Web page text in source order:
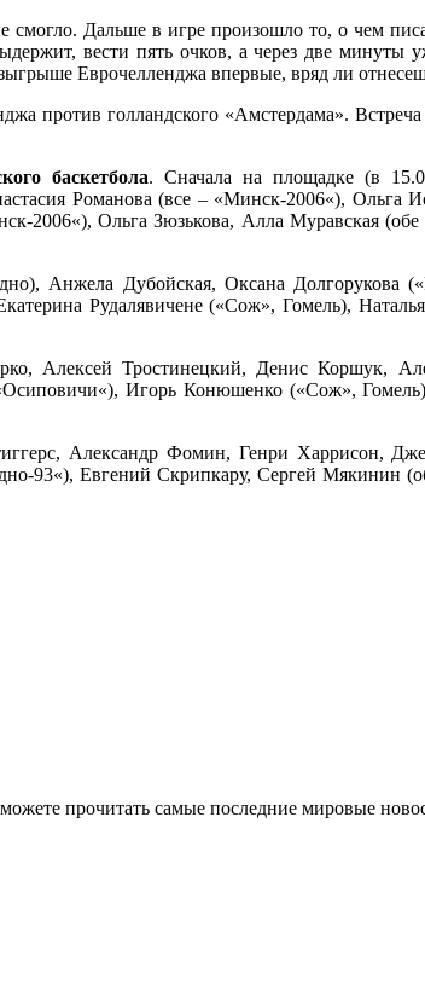
Дальше в игре произошло то, о чем
вести пять очков, а через две минуты
Еврочелленджа впервые, вряд ли
против голландского «Амстердама».
баскетбола. Сначала на площадке (в
Романова (все – «Минск-2006«), Ольга
2006«), Ольга Зюзькова, Алла Муравская
Анжела Дубойская, Оксана Долгорукова
Рудалявичене («Сож», Гомель),
Алексей Тростинецкий, Денис Коршук,
Игорь Конюшенко («Сож»,
Александр Фомин, Генри Харрисон,
93«), Евгений Скрипкару, Сергей Мякинин
прочитать самые последние мировые